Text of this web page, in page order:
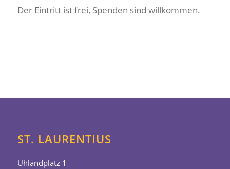
Der Eintritt ist frei, Spenden sind willkommen.
ST. LAURENTIUS
Uhlandplatz 1